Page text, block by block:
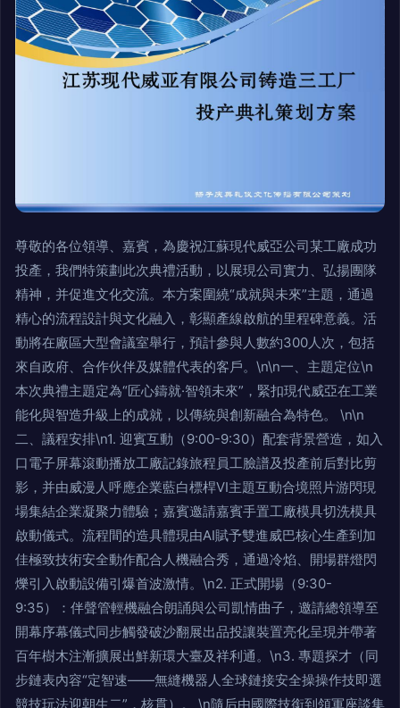
尊敬的各位領導、嘉賓，為慶祝江蘇現代威亞公司某工廠成功
投產，我們特策劃此次典禮活動，以展現公司實力、弘揚團隊
精神，并促進文化交流。本方案圍繞“成就與未來”主題，通過
精心的流程設計與文化融入，彰顯產線啟航的里程碑意義。活
動將在廠區大型會議室舉行，預計參與人數約300人次，包括
來自政府、合作伙伴及媒體代表的客戶。\n\n一、主題定位\n
本次典禮主題定為“匠心鑄就·智領未來”，緊扣現代威亞在工業
能化與智造升級上的成就，以傳統與創新融合為特色。 \n\n
二、議程安排\n1. 迎賓互動（9:00-9:30）配套背景營造，如入
口電子屏幕滾動播放工廠記錄旅程員工臉譜及投產前后對比剪
影，并由威漫人呼應企業藍白標桿VI主題互動合境照片游閃現
場集結企業凝聚力體驗；嘉賓邀請嘉賓手置工廠模具切洗模具
啟動儀式。流程間的造具體現由AI賦予雙進威巴核心生產到加
佳極致技術安全動作配合人機融合秀，通過冷焰、開場群燈閃
爍引入啟動設備引爆首波激情。\n2. 正式開場（9:30-
9:35）：伴聲管輕機融合朗誦與公司凱情曲子，邀請總領導至
開幕序幕儀式同步觸發破沙翻展出品投讓裝置亮化呈現并帶著
百年樹木注漸擴展出鮮新環大臺及祥利通。\n3. 專題探才（同
步鏈表內容“定智速——無縫機器人全球鏈接安全操操作技即選
競技玩法迎朝生二”，核貫）。 \n隨后由國際技銜到領軍座談集